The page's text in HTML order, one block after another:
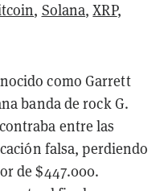
, Solana,XRP,
como Garrett
banda de rock G.
entre las
falsa, perdiendo
de $447.000.